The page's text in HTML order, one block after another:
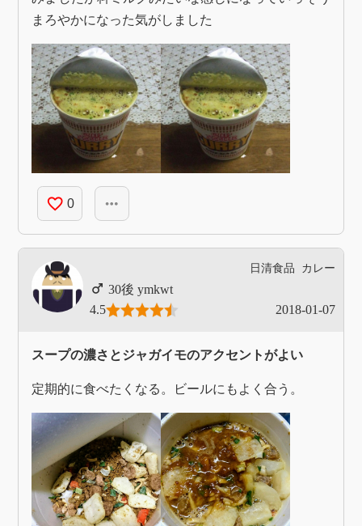
まろやかになった気がしました
favorite_border 0 more_horiz
日清食品 カレー
ymkwt
4.5
2018-01-07
スープの濃さとジャガイモのアクセントがよい
定期的に食べたくなる。ビールにもよく合う。